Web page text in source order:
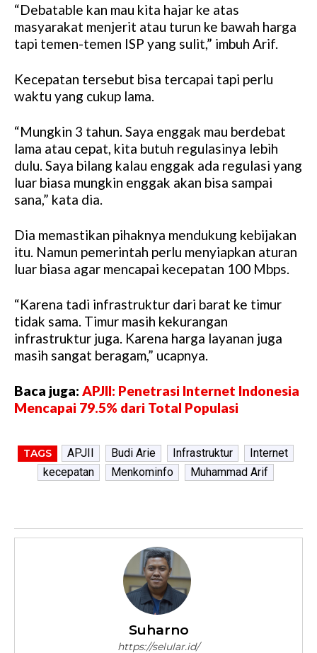
“Debatable kan mau kita hajar ke atas
masyarakat menjerit atau turun ke bawah harga
tapi temen-temen ISP yang sulit,” imbuh Arif.
Kecepatan tersebut bisa tercapai tapi perlu
waktu yang cukup lama.
“Mungkin 3 tahun. Saya enggak mau berdebat
lama atau cepat, kita butuh regulasinya lebih
dulu. Saya bilang kalau enggak ada regulasi yang
luar biasa mungkin enggak akan bisa sampai
sana,” kata dia.
Dia memastikan pihaknya mendukung kebijakan
itu. Namun pemerintah perlu menyiapkan aturan
luar biasa agar mencapai kecepatan 100 Mbps.
“Karena tadi infrastruktur dari barat ke timur
tidak sama. Timur masih kekurangan
infrastruktur juga. Karena harga layanan juga
masih sangat beragam,” ucapnya.
Baca juga: APJII: Penetrasi Internet Indonesia
Mencapai 79.5% dari Total Populasi
TAGS APJII Budi Arie Infrastruktur
Internet
kecepatan
Menkominfo Muhammad Arif
Suharno
https://selular.id/